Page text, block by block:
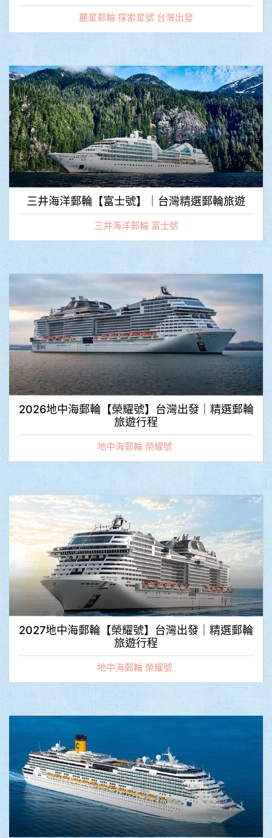
麗星郵輪 探索星號 台灣出發
三井海洋郵輪【富士號】｜台灣精選郵輪旅遊
三井海洋郵輪 富士號
2026地中海郵輪【榮耀號】台灣出發｜精選郵輪
旅遊行程
地中海郵輪 榮耀號
2027地中海郵輪【榮耀號】台灣出發｜精選郵輪
旅遊行程
地中海郵輪 榮耀號